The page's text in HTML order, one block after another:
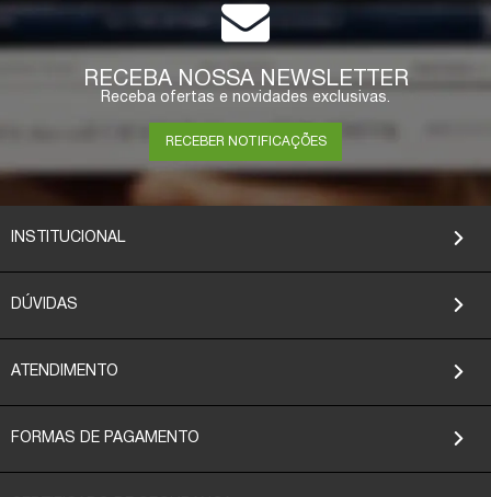
RECEBA NOSSA NEWSLETTER
Receba ofertas e novidades exclusivas.
RECEBER NOTIFICAÇÕES
INSTITUCIONAL
DÚVIDAS
ATENDIMENTO
FORMAS DE PAGAMENTO